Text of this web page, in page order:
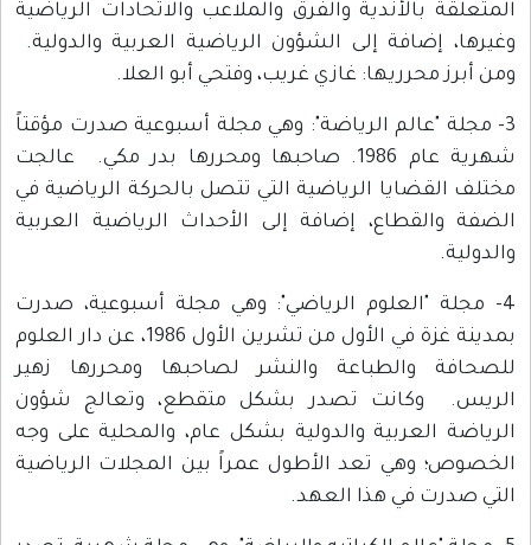
المتعلقة بالأندية والفرق والملاعب والاتحادات الرياضية
وغيرها، إضافة إلى الشؤون الرياضية العربية والدولية.
ومن أبرز محرريها: غازي غريب، وفتحي أبو العلا.
3- مجلة "عالم الرياضة": وهي مجلة أسبوعية صدرت مؤقتاً
شهرية عام 1986. صاحبها ومحررها بدر مكي. عالجت
مختلف القضايا الرياضية التي تتصل بالحركة الرياضية في
الضفة والقطاع، إضافة إلى الأحداث الرياضية العربية
والدولية.
4- مجلة "العلوم الرياضي": وهي مجلة أسبوعية، صدرت
بمدينة غزة في الأول من تشرين الأول 1986، عن دار العلوم
للصحافة والطباعة والنشر لصاحبها ومحررها زهير
الريس. وكانت تصدر بشكل متقطع، وتعالج شؤون
الرياضة العربية والدولية بشكل عام، والمحلية على وجه
الخصوص؛ وهي تعد الأطول عمراً بين المجلات الرياضية
التي صدرت في هذا العهد.